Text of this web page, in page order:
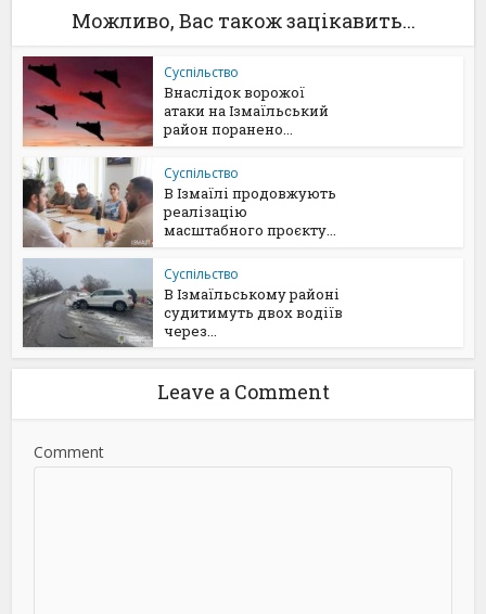
Можливо, Вас також зацікавить...
Суспільство
Внаслідок ворожої
атаки на Ізмаїльський
район поранено...
Суспільство
В Ізмаїлі продовжують
реалізацію
масштабного проєкту...
Суспільство
В Ізмаїльському районі
судитимуть двох водіїв
через...
Leave a Comment
Comment